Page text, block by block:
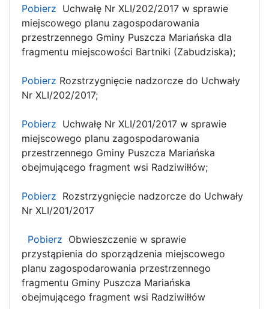
Pobierz Uchwałę Nr XLI/202/2017 w sprawie
miejscowego planu zagospodarowania
przestrzennego Gminy Puszcza Mariańska dla
fragmentu miejscowości Bartniki (Zabudziska);
Pobierz Rozstrzygnięcie nadzorcze do Uchwały
Nr XLI/202/2017;
Pobierz Uchwałę Nr XLI/201/2017 w sprawie
miejscowego planu zagospodarowania
przestrzennego Gminy Puszcza Mariańska
obejmującego fragment wsi Radziwiłłów;
Pobierz Rozstrzygnięcie nadzorcze do Uchwały
Nr XLI/201/2017
Pobierz Obwieszczenie w sprawie
przystąpienia do sporządzenia miejscowego
planu zagospodarowania przestrzennego
fragmentu Gminy Puszcza Mariańska
obejmującego fragment wsi Radziwiłłów